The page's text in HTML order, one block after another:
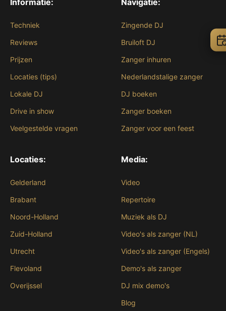
Techniek
Reviews
Prijzen
Locaties (tips)
Lokale DJ
Drive in show
Veelgestelde vragen
Zingende DJ
Bruiloft DJ
Zanger inhuren
Nederlandstalige zanger
DJ boeken
Zanger boeken
Zanger voor een feest
Locaties:
Gelderland
Brabant
Noord-Holland
Zuid-Holland
Utrecht
Flevoland
Overijssel
Media:
Video
Repertoire
Muziek als DJ
Video's als zanger (NL)
Video's als zanger (Engels)
Demo's als zanger
DJ mix demo's
Blog